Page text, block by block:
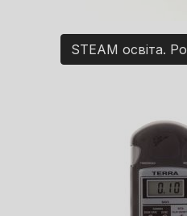
STEAM освіта.